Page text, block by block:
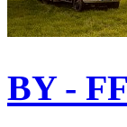
BY -